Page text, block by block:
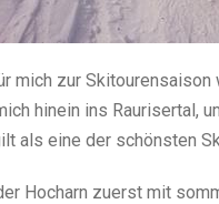
mich zur
hinein ins Raurisertal,
als eine der schönsten
Hocharn zuerst mit